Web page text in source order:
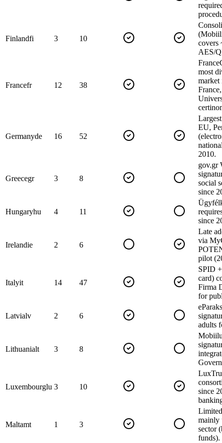
Finlandfi 3 10
covers
AES/
Francefr 12 38
most
Germanyde 16 52
EU,
2010.
Greecegr 3 8
gov.gr
social
since
Hungaryhu 4 11
since
Irelandie 2 6
Late
via
pilot
Italyit 14 47
SPID
card)
Firma
for
Latvialv 2 6
adults
Lithuanialt 3 8
Luxembourglu 3 10
since
Maltamt 1 3
mainly
sector
funds).